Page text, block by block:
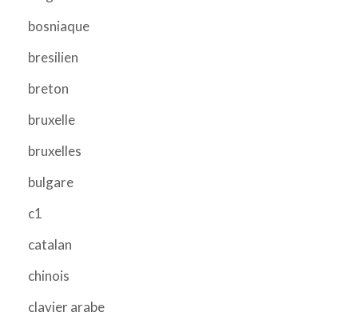
bosniaque
bresilien
breton
bruxelle
bruxelles
bulgare
c1
catalan
chinois
clavier arabe